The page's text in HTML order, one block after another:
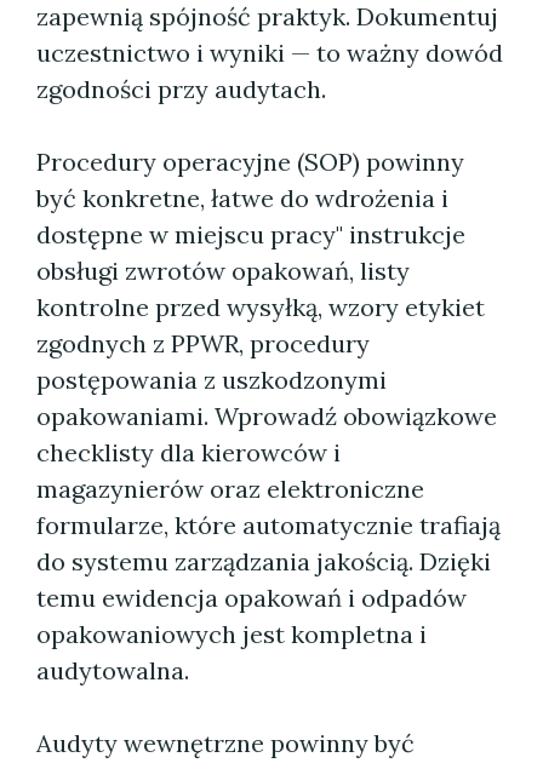
zapewnią spójność praktyk. Dokumentuj
uczestnictwo i wyniki — to ważny dowód
zgodności przy audytach.
Procedury operacyjne (SOP) powinny
być konkretne, łatwe do wdrożenia i
dostępne w miejscu pracy" instrukcje
obsługi zwrotów opakowań, listy
kontrolne przed wysyłką, wzory etykiet
zgodnych z PPWR, procedury
postępowania z uszkodzonymi
opakowaniami. Wprowadź obowiązkowe
checklisty dla kierowców i
magazynierów oraz elektroniczne
formularze, które automatycznie trafiają
do systemu zarządzania jakością. Dzięki
temu ewidencja opakowań i odpadów
opakowaniowych jest kompletna i
audytowalna.
Audyty wewnętrzne powinny być